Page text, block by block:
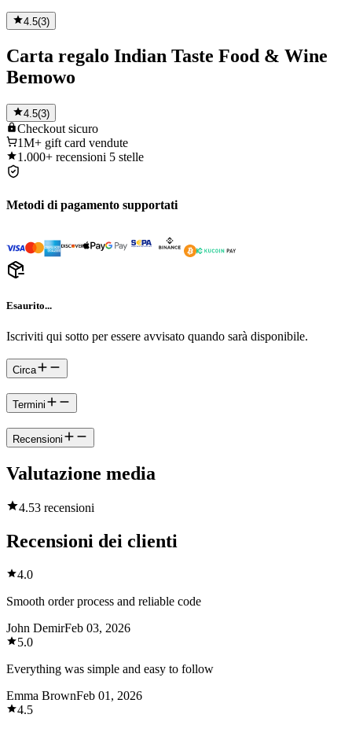
4.5(3)
Carta regalo Indian Taste Food & Wine
Bemowo
4.5(3)
Checkout sicuro
1M+ gift card vendute
1.000+ recensioni 5 stelle
Metodi di pagamento supportati
Esaurito...
Iscriviti qui sotto per essere avvisato quando sarà disponibile.
Circa
Termini
Recensioni
Valutazione media
4.53 recensioni
Recensioni dei clienti
4.0
Smooth order process and reliable code
John DemirFeb 03, 2026
5.0
Everything was simple and easy to follow
Emma BrownFeb 01, 2026
4.5